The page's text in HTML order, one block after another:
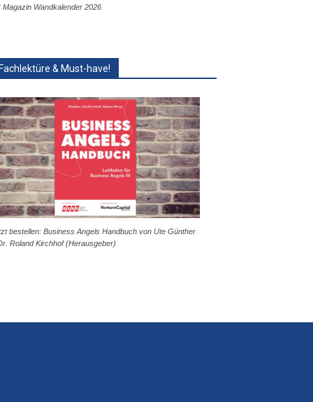
Magazin Wandkalender 2026
& Must-have!
bestellen: Business Angels Handbuch von Ute Günther
Roland Kirchhof (Herausgeber)